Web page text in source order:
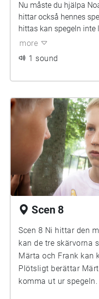
Nu måste du hjälpa
hittar också hennes
hittas kan spegeln inte
more
1 sound
Scen 8
Scen 8 Ni hittar den
kan de tre skärvorna
Märta och Frank kan
Plötsligt berättar
komma ut ur